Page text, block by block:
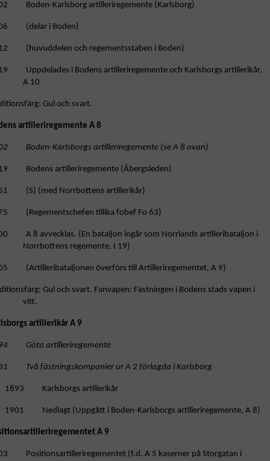
Boden-Karlsborg artilleriregemente (Karlsborg)
(delar i Boden)
(huvuddelen och regementsstaben i Boden)
Uppdelades i Bodens artilleriregemente och Karlsborgs artillerikår,
A 10
Gul och svart.
artilleriregemente A 8
Boden-Karlsborgs artilleriregemente (se A 8 ovan)
Bodens artilleriregemente (Åbergsleden)
(S) (med Norrbottens artillerikår)
(Regementschefen tillika fobef Fo 63)
A 8 avvecklas. (En bataljon ingår som Norrlands artilleribataljon i
Norrbottens regemente, I 19)
(Artilleribataljonen överförs till Artilleriregementet, A 9)
Gul och svart. Fanvapen: Fästningen i Bodens stads vapen i
vitt.
artillerikår A 9
Göta artilleriregemente
Två fästningskompanier ur A 2 förlagda i Karlsborg
1893 Karlsborgs artillerikår
1901 Nedlagt (Uppgått i Boden-Karlsborgs artilleriregemente, A 8)
A 9
Positionsartilleriregementet (f.d. A 5 kaserner på Storgatan i